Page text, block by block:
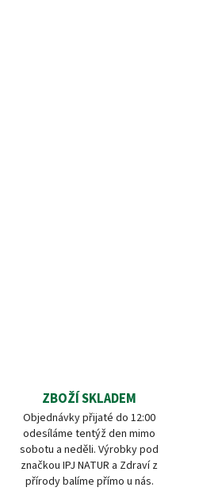
ZBOŽÍ SKLADEM
Objednávky přijaté do 12:00
odesíláme tentýž den mimo
sobotu a neděli. Výrobky pod
značkou IPJ NATUR a Zdraví z
přírody balíme přímo u nás.